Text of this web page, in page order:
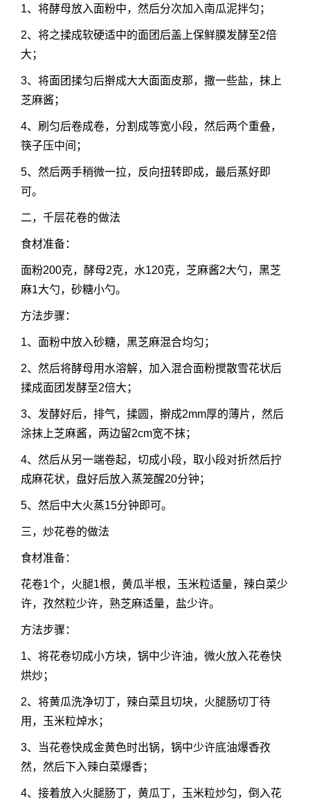
1、将酵母放入面粉中，然后分次加入南瓜泥拌匀；
2、将之揉成软硬适中的面团后盖上保鲜膜发酵至2倍
大；
3、将面团揉匀后擀成大大面面皮那，撒一些盐，抹上
芝麻酱；
4、刷匀后卷成卷，分割成等宽小段，然后两个重叠，
筷子压中间；
5、然后两手稍微一拉，反向扭转即成，最后蒸好即
可。
二，千层花卷的做法
食材准备：
面粉200克，酵母2克，水120克，芝麻酱2大勺，黑芝
麻1大勺，砂糖小勺。
方法步骤：
1、面粉中放入砂糖，黑芝麻混合均匀；
2、然后将酵母用水溶解，加入混合面粉搅散雪花状后
揉成面团发酵至2倍大；
3、发酵好后，排气，揉圆，擀成2mm厚的薄片，然后
涂抹上芝麻酱，两边留2cm宽不抹；
4、然后从另一端卷起，切成小段，取小段对折然后拧
成麻花状，盘好后放入蒸笼醒20分钟；
5、然后中大火蒸15分钟即可。
三，炒花卷的做法
食材准备：
花卷1个，火腿1根，黄瓜半根，玉米粒适量，辣白菜少
许，孜然粒少许，熟芝麻适量，盐少许。
方法步骤：
1、将花卷切成小方块，锅中少许油，微火放入花卷快
烘炒；
2、将黄瓜洗净切丁，辣白菜且切块，火腿肠切丁待
用，玉米粒焯水；
3、当花卷快成金黄色时出锅，锅中少许底油爆香孜
然，然后下入辣白菜爆香；
4、接着放入火腿肠丁，黄瓜丁，玉米粒炒匀，倒入花